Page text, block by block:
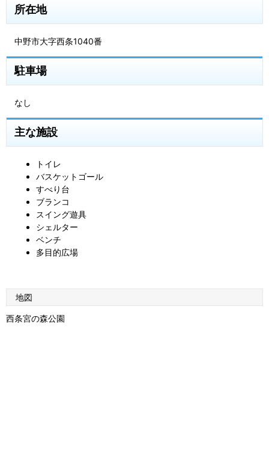
所在地
中野市大字西条1040番
駐車場
なし
主な施設
トイレ
バスケットゴール
すべり台
ブランコ
スイング遊具
シェルター
ベンチ
多目的広場
地図
西条宮の森公園